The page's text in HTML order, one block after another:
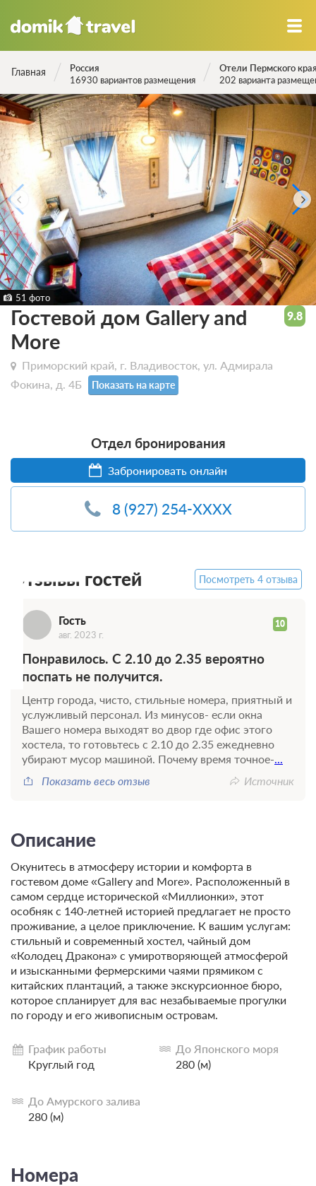
Главная
Россия
16930 вариантов размещения
Отели Пермского
202 варианта
51 фото
Гостевой дом Gallery and
More
Приморский край, г. Владивосток, ул. Адмирала
Фокина, д. 4Б
Показать на карте
Отдел бронирования
Забронировать онлайн
8 (927) 254-XXXX
9.8
Отзывы гостей Посмотреть 4 отзыва
Гость 10
авг. 2023 г.
Понравилось. С 2.10 до 2.35 вероятно
поспать не получится.
Центр города, чисто, стильные номера, приятный и
услужливый персонал. Из минусов- если окна
Вашего номера выходят во двор где офис этого
хостела, то готовьтесь с 2.10 до 2.35 ежедневно
убирают мусор машиной. Почему время точное-...
Показать весь отзыв
Источник
Описание
Окунитесь в атмосферу истории и комфорта в
гостевом доме «Gallery and More». Расположенный в
самом сердце исторической «Миллионки», этот
особняк с 140-летней историей предлагает не просто
проживание, а целое приключение. К вашим услугам:
стильный и современный хостел, чайный дом
«Колодец Дракона» с умиротворяющей атмосферой
и изысканными фермерскими чаями прямиком с
китайских плантаций, а также экскурсионное бюро,
которое спланирует для вас незабываемые прогулки
по городу и его живописным островам.
График работы
Круглый год
До Японского моря
280 (м)
До Амурского залива
280 (м)
Номера